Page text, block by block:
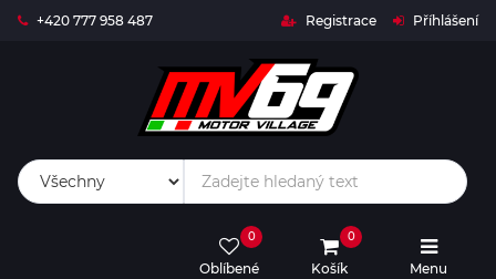
+420 777 958 487 Registrace Příhlášení
Oblíbené
0
Košík
0
Menu